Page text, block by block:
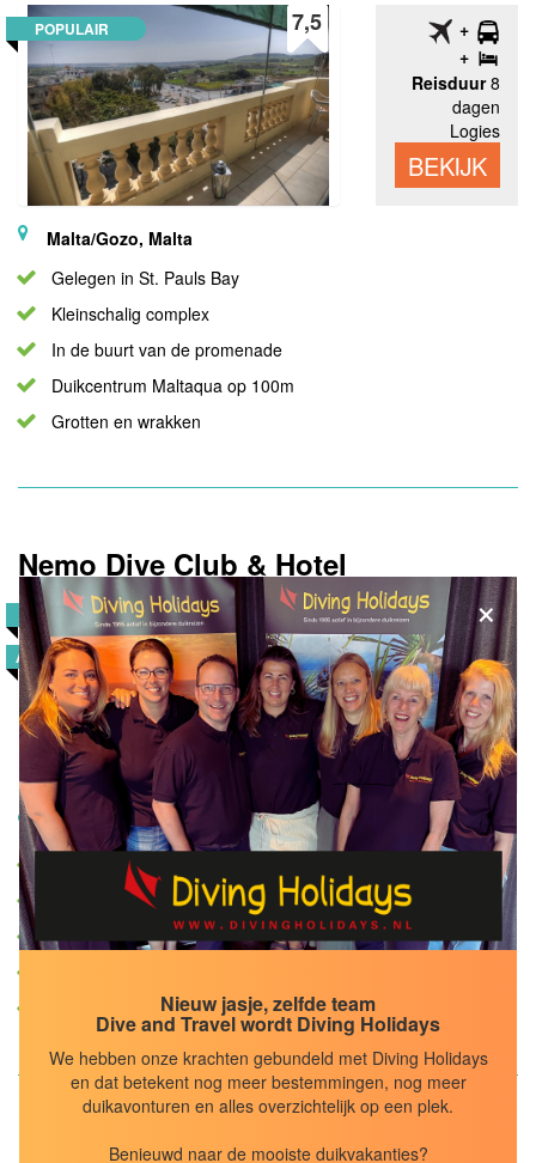
POPULAIR 7,5
Reisduur8
dagen
Logies
BEKIJK
Malta/Gozo, Malta
Gelegen in St. Pauls Bay
Kleinschalig complex
In de buurt van de promenade
Duikcentrum Maltaqua op 100m
Grotten en wrakken
Nemo Dive Club & Hotel
POPULAIR
AANBIEDINGEN
8,5
Reisduur8
dagen
Volpension
BEKIJK
Egypte, Safaga
Nederlands eigenaar
Echt duikers hotel
Persoonlijke service
Op loopafstand van de Marina Safaga
Block Gozo
×
Nieuw jasje, zelfde team
Dive and Travel wordt Diving Holidays
We hebben onze krachten gebundeld met Diving Holidays
en dat betekent nog meer bestemmingen, nog meer
duikavonturen en alles overzichtelijk op een plek.
Benieuwd naar de mooiste duikvakanties?